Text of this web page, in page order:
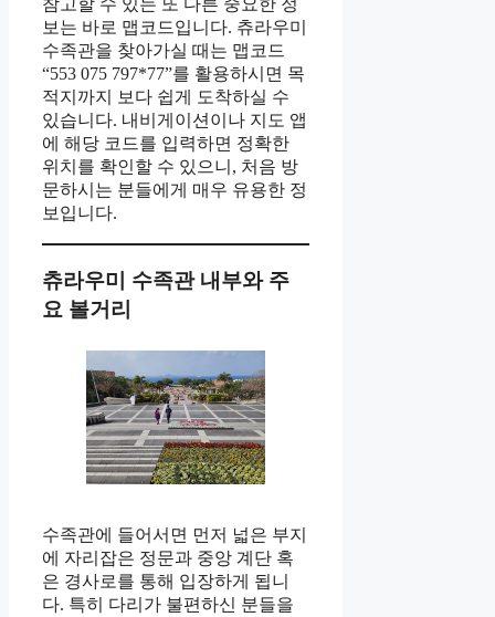
참고할 수 있는 또 다른 중요한 정
보는 바로 맵코드입니다. 츄라우미
수족관을 찾아가실 때는 맵코드
“553 075 797*77”를 활용하시면 목
적지까지 보다 쉽게 도착하실 수
있습니다. 내비게이션이나 지도 앱
에 해당 코드를 입력하면 정확한
위치를 확인할 수 있으니, 처음 방
문하시는 분들에게 매우 유용한 정
보입니다.
츄라우미 수족관 내부와 주
요 볼거리
수족관에 들어서면 먼저 넓은 부지
에 자리잡은 정문과 중앙 계단 혹
은 경사로를 통해 입장하게 됩니
다. 특히 다리가 불편하신 분들을